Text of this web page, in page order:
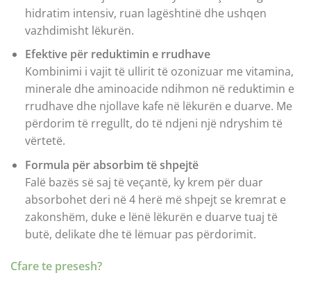
hidratim intensiv, ruan lagështinë dhe ushqen
vazhdimisht lëkurën.
Efektive për reduktimin e rrudhave
Kombinimi i vajit të ullirit të ozonizuar me vitamina,
minerale dhe aminoacide ndihmon në reduktimin e
rrudhave dhe njollave kafe në lëkurën e duarve. Me
përdorim të rregullt, do të ndjeni një ndryshim të
vërtetë.
Formula për absorbim të shpejtë
Falë bazës së saj të veçantë, ky krem për duar
absorbohet deri në 4 herë më shpejt se kremrat e
zakonshëm, duke e lënë lëkurën e duarve tuaj të
butë, delikate dhe të lëmuar pas përdorimit.
Cfare te presesh?